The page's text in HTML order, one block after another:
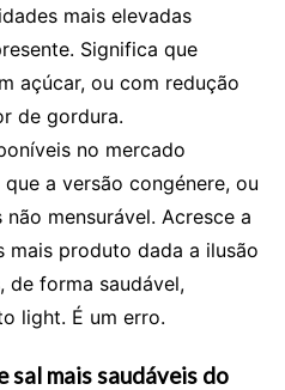
mais elevadas
Significa que
açúcar, ou com redução
de gordura.
no mercado
a versão congénere, ou
mensurável. Acresce a
mais produto dada a ilusão
de forma saudável,
light. É um erro.
sal mais saudáveis do